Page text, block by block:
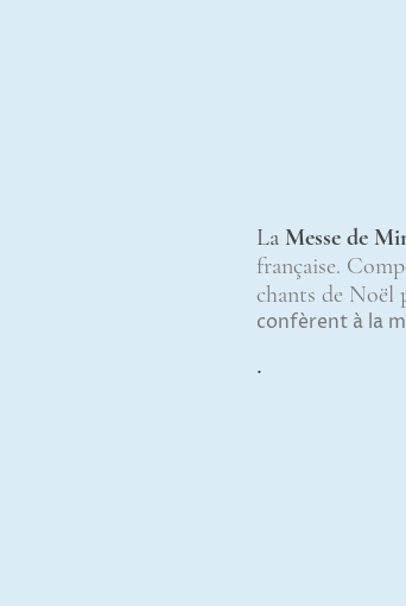
La Messe de
française.
chants de Noël
confèrent à la
.